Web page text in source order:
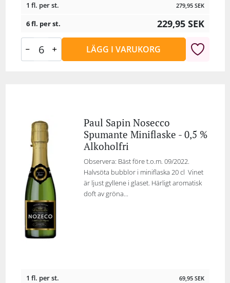
1 fl. per st. 279,95 SEK
6 fl. per st. 229,95 SEK
LÄGG I VARUKORG
Paul Sapin Nosecco
Spumante Miniflaske - 0,5 %
Alkoholfri
Observera: Bäst före t.o.m. 09/2022.
Halvsöta bubblor i miniflaska 20 cl Vinet
är ljust gyllene i glaset. Härligt aromatisk
doft av gröna...
1 fl. per st. 69,95 SEK